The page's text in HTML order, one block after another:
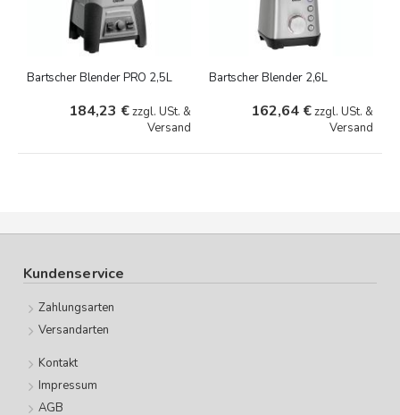
Bartscher Blender PRO 2,5L
184,23 €zzgl. USt. &
Versand
Bartscher Blender 2,6L
162,64 €zzgl. USt. &
Versand
Kundenservice
Zahlungsarten
Versandarten
Kontakt
Impressum
AGB